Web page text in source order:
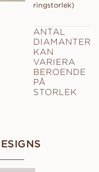
ringstorlek)
ANTAL
DIAMANTER
KAN
VARIERA
BEROENDE
PÅ
STORLEK